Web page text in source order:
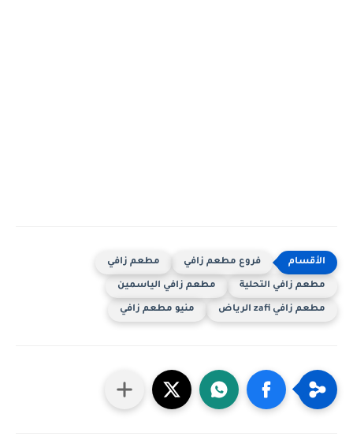
فروع مطعم زافي مطعم زافي
مطعم زافي التحلية مطعم زافي الياسمين
مطعم زافي zafi الرياض منيو مطعم زافي